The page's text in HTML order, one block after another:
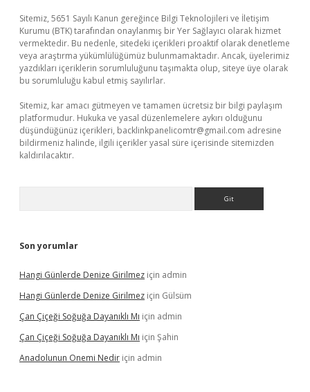
Sitemiz, 5651 Sayılı Kanun gereğince Bilgi Teknolojileri ve İletişim
Kurumu (BTK) tarafından onaylanmış bir Yer Sağlayıcı olarak hizmet
vermektedir. Bu nedenle, sitedeki içerikleri proaktif olarak denetleme
veya araştırma yükümlülüğümüz bulunmamaktadır. Ancak, üyelerimiz
yazdıkları içeriklerin sorumluluğunu taşımakta olup, siteye üye olarak
bu sorumluluğu kabul etmiş sayılırlar.
Sitemiz, kar amacı gütmeyen ve tamamen ücretsiz bir bilgi paylaşım
platformudur. Hukuka ve yasal düzenlemelere aykırı olduğunu
düşündüğünüz içerikleri, backlinkpanelicomtr@gmail.com adresine
bildirmeniz halinde, ilgili içerikler yasal süre içerisinde sitemizden
kaldırılacaktır.
Son yorumlar
Hangi Günlerde Denize Girilmez için admin
Hangi Günlerde Denize Girilmez için Gülsüm
Çan Çiçeği Soğuğa Dayanıklı Mı için admin
Çan Çiçeği Soğuğa Dayanıklı Mı için Şahin
Anadolunun Onemi Nedir için admin